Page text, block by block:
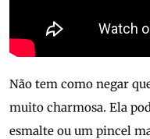
Não tem como negar
muito charmosa. Ela
esmalte ou um pincel